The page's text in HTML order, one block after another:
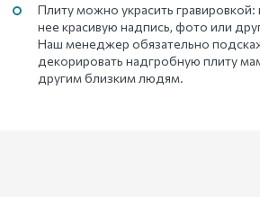
Плиту можно украсить гравировкой:
нее красивую надпись, фото или
Наш менеджер обязательно
декорировать надгробную плиту
другим близким людям.